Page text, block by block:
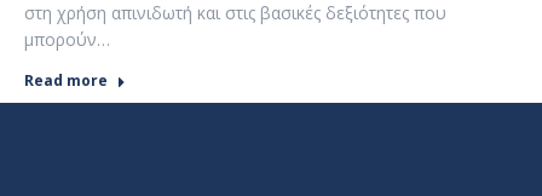
στη χρήση απινιδωτή και στις βασικές δεξιότητες που
μπορούν…
Read more